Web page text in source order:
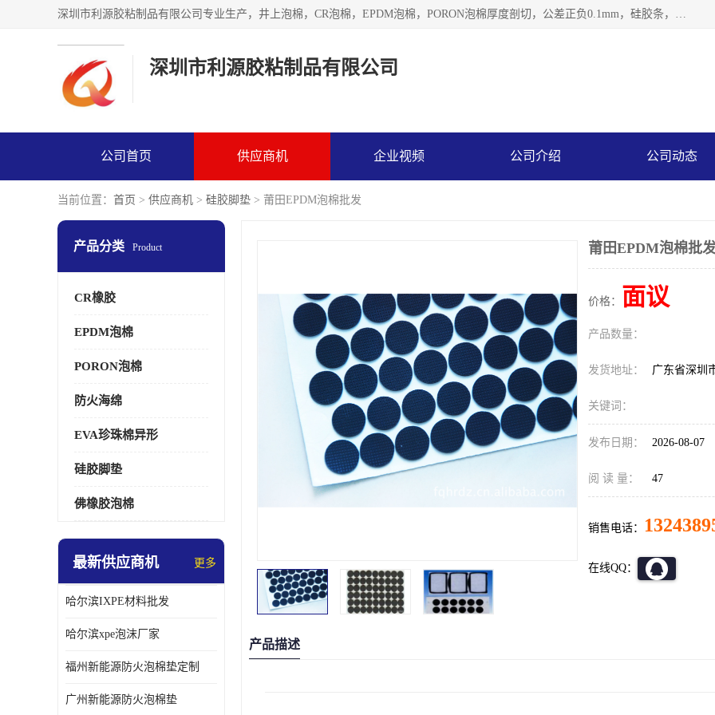
深圳市利源胶粘制品有限公司专业生产，井上泡棉，CR泡棉，EPDM泡棉，PORON泡棉厚度剖切，公差正负0.1mm，硅胶条，脚垫，异形一次成型，雕刻EVA海绵；包装材料:精密仪器、医疗器具、运输时缓冲、防震材料。建筑:住房装潢材料、房屋门窗密封；轻便、强韧性：轻便并且具有较强的韧性，良好的耐油性与耐溶剂性。隔热性：导热性低具有优越的保温性，具有的回弹性。
深圳市利源胶粘制品有限公司
公司首页 供应商机 企业视频 公司介绍 公司动态
当前位置： 首页 > 供应商机 > 硅胶脚垫 > 莆田EPDM泡棉批发
产品分类 Product
CR橡胶
EPDM泡棉
PORON泡棉
防火海绵
EVA珍珠棉异形
硅胶脚垫
佛橡胶泡棉
最新供应商机 更多
哈尔滨IXPE材料批发
哈尔滨xpe泡沫厂家
福州新能源防火泡棉垫定制
广州新能源防火泡棉垫
莆田EPDM泡棉批
价格： 面议
产品数量：
发货地址： 广东省深圳
关键词：
发布日期： 2026-08-07
阅 读 量： 47
销售电话：
在线QQ：
产品描述